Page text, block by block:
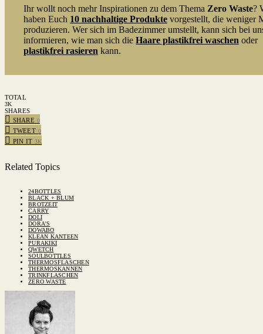
Ihr wollt noch mehr Inspirationen zu dem Thema Zero Waste?
haben Euch 10 nachhaltige Produkte vorgestellt, die weniger
produzieren. Wer sich im Badezimmer umstellt, kann sich bei
informieren, wie man sich die Haare plastikfrei waschen oder
plastikfrei rasieren kann.
TOTAL
3K
SHARES
SHARE 0
TWEET 0
PIN IT 3K
Related Topics
24BOTTLES
BLACK + BLUM
BROTZEIT
CARRY
DOLI
DORA'S
DOWABO
KLEAN KANTEEN
PURAKIKI
QWETCH
SOULBOTTLES
THERMOSFLASCHEN
THERMOSKANNEN
TRINKFLASCHEN
ZERO WASTE